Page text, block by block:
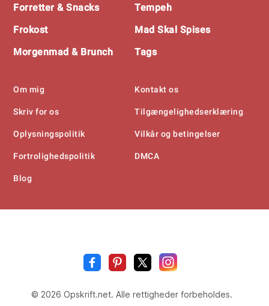
Forretter & Snacks
Frokost
Morgenmad & Brunch
Tempeh
Mad Skal Spises
Tags
Om mig
Skriv for os
Oplysningspolitik
Fortrolighedspolitik
Blog
Kontakt os
Tilgængelighedserklæring
Vilkår og betingelser
DMCA
Opskrift
© 2026 Opskrift.net. Alle rettigheder forbeholdes.